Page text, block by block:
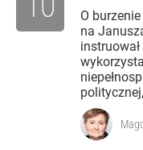
O
na